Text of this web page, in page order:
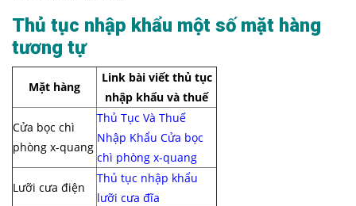
Thủ tục nhập khẩu một số mặt hàng
tương tự
Mặt hàng
Link bài viết thủ tục
nhập khẩu và thuế
Cửa bọc chì
phòng x-quang
Thủ Tục Và Thuế
Nhập Khẩu Cửa bọc
chì phòng x-quang
Lưỡi cưa điện
Thủ tục nhập khẩu
lưỡi cưa đĩa